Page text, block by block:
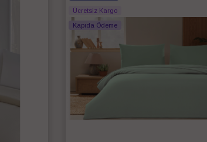
Ücretsiz Kargo
Kapıda Ödeme